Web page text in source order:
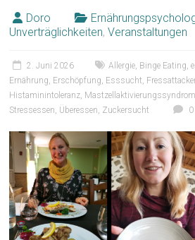
Doro
Unverträglichkeiten,Veranstaltungen
2. Juni 2026 Allergie, Binge Eating,
Ernährung, Erschöpfung, Esssucht,
Histaminintoleranz, Mastzellaktivierungssyndrom
Stressessen, Überessen, Zuckersucht